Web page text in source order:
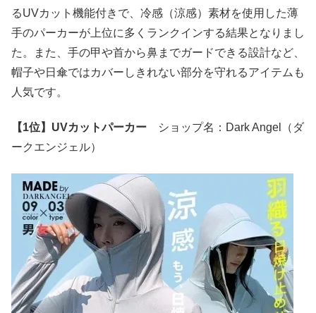
るUVカット機能付きで、冷感（涼感）素材を使用した薄
手のパーカーが上位に多くランクインする結果となりまし
た。また、手の甲や首から鼻までガードできる設計など、
帽子や日傘ではカバーしきれない部分を守れるアイテムも
人気です。
【1位】UVカットパーカー ショップ名：Dark Angel（ダ
ークエンジェル）